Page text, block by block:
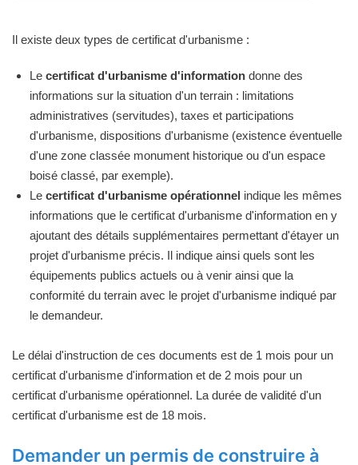
Il existe deux types de certificat d'urbanisme :
Le certificat d'urbanisme d'information donne des
informations sur la situation d'un terrain : limitations
administratives (servitudes), taxes et participations
d'urbanisme, dispositions d'urbanisme (existence éventuelle
d'une zone classée monument historique ou d'un espace
boisé classé, par exemple).
Le certificat d'urbanisme opérationnel indique les mêmes
informations que le certificat d'urbanisme d'information en y
ajoutant des détails supplémentaires permettant d'étayer un
projet d'urbanisme précis. Il indique ainsi quels sont les
équipements publics actuels ou à venir ainsi que la
conformité du terrain avec le projet d'urbanisme indiqué par
le demandeur.
Le délai d'instruction de ces documents est de 1 mois pour un
certificat d'urbanisme d'information et de 2 mois pour un
certificat d'urbanisme opérationnel. La durée de validité d'un
certificat d'urbanisme est de 18 mois.
Demander un permis de construire à